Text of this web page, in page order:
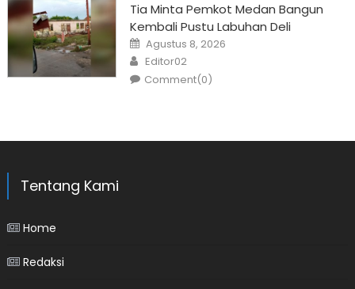
Tia Minta Pemkot Medan Bangun
Kembali Pustu Labuhan Deli
Posted
on
Agustus 8, 2026
Author
Editor02
Comment(0)
Tentang Kami
Home
Redaksi